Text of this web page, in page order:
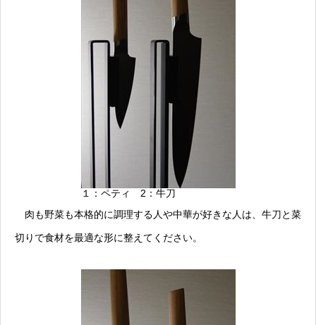
１：ペティ 2：牛刀
肉も野菜も本格的に調理する人や中華が好きな人は、牛刀と菜
切りで食材を最適な形に整えてください。